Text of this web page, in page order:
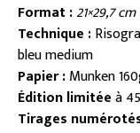
Format :21×29,7 cm
Technique :
bleu medium
Papier :Munken
Édition limitéeà
Tirages